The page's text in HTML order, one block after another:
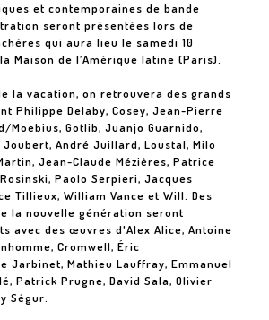
et contemporaines de bande
seront présentées lors de
qui aura lieu le samedi 10
Maison de l’Amérique latine (Paris).
la vacation, on retrouvera des grands
Philippe Delaby, Cosey, Jean-Pierre
Moebius, Gotlib, Juanjo Guarnido,
André Juillard, Loustal, Milo
Jean-Claude Mézières, Patrice
Paolo Serpieri, Jacques
Tillieux, William Vance et Will . Des
la nouvelle génération seront
avec des œuvres d'Alex Alice, Antoine
Cromwell, Éric
Jarbinet, Mathieu Lauffray, Emmanuel
Patrick Prugne, David Sala, Olivier
Ségur